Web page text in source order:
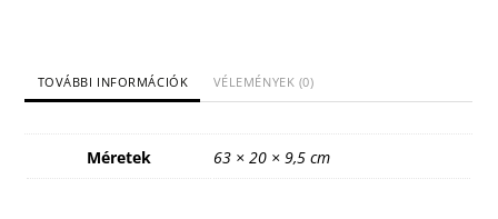
TOVÁBBI INFORMÁCIÓK VÉLEMÉNYEK (0)
Méretek 63 × 20 × 9,5 cm